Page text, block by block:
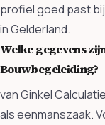
profiel goed past
in Gelderland.
Welke gegevens
Bouwbegeleiding?
van Ginkel
als eenmanszaak.